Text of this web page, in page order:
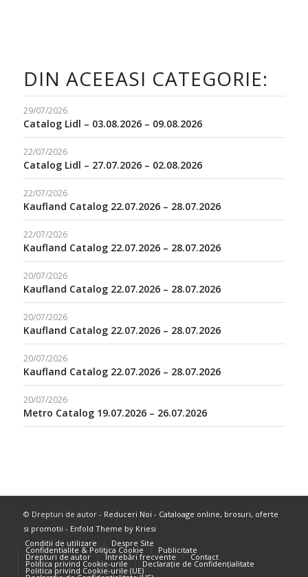
DIN ACEEASI CATEGORIE:
29/07/2026
Catalog Lidl – 03.08.2026 – 09.08.2026
22/07/2026
Catalog Lidl – 27.07.2026 – 02.08.2026
22/07/2026
Kaufland Catalog 22.07.2026 – 28.07.2026
22/07/2026
Kaufland Catalog 22.07.2026 – 28.07.2026
20/07/2026
Kaufland Catalog 22.07.2026 – 28.07.2026
20/07/2026
Kaufland Catalog 22.07.2026 – 28.07.2026
20/07/2026
Kaufland Catalog 22.07.2026 – 28.07.2026
20/07/2026
Metro Catalog 19.07.2026 – 26.07.2026
© Drepturi de autor - Reduceri Noi - Cataloage online, brosuri, oferte
si promotii - Enfold Theme by Kriesi
Conditii de utilizare
Despre Site
Confidentialite & Politica Cookie Publicitate
Drepturi de autor Întrebări frecvente Contact
Politica privind Cookie-urile Declarație de Confidențialitate
Politica privind Cookie-urile (UE)